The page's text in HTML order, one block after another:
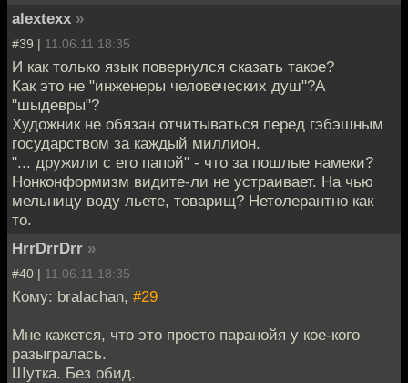
alextexx »
#39 | 11.06.11 18:35
И как только язык повернулся сказать такое?
Как это не "инженеры человеческих душ"?А
"шыдевры"?
Художник не обязан отчитываться перед гэбэшным
государством за каждый миллион.
"... дружили с его папой" - что за пошлые намеки?
Нонконформизм видите-ли не устраивает. На чью
мельницу воду льете, товарищ? Нетолерантно как
то.
HrrDrrDrr »
#40 | 11.06.11 18:35
Кому: bralachan, #29
Мне кажется, что это просто паранойя у кое-кого
разыгралась.
Шутка. Без обид.